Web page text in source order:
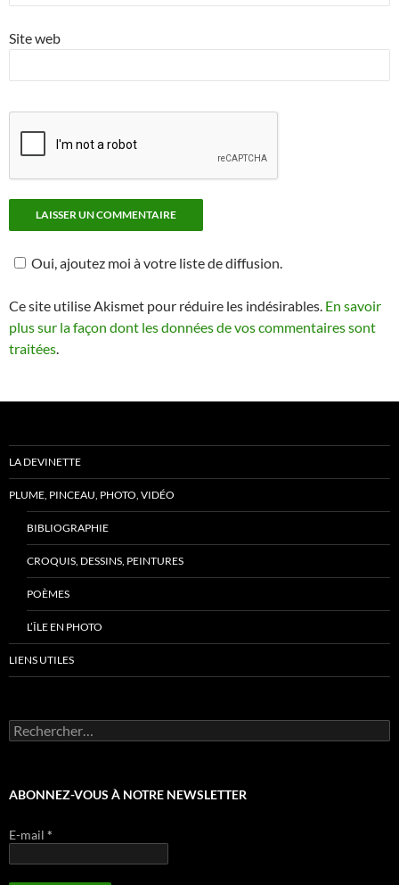
Site web
Oui, ajoutez moi à votre liste de diffusion.
Ce site utilise Akismet pour réduire les indésirables. En savoir
plus sur la façon dont les données de vos commentaires sont
traitées.
LA DEVINETTE
PLUME, PINCEAU, PHOTO, VIDÉO
BIBLIOGRAPHIE
CROQUIS, DESSINS, PEINTURES
POÈMES
L’ÎLE EN PHOTO
LIENS UTILES
Rechercher :
ABONNEZ-VOUS À NOTRE NEWSLETTER
E-mail *